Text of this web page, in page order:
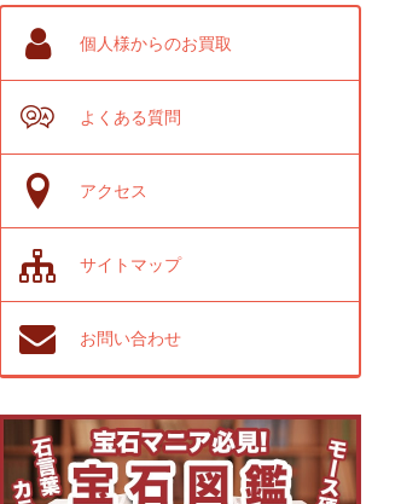
個人様からのお買取
よくある質問
アクセス
サイトマップ
お問い合わせ